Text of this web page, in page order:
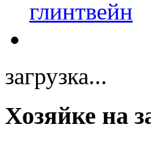
загрузка...
Хозяйке на